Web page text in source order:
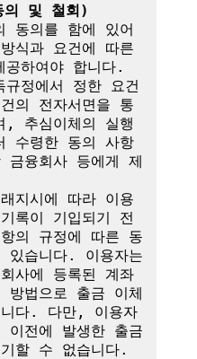
의 및 철회)
동의를 함에 있어
식과 요건에 따른
공하여야 합니다.
정에서 정한 요건
의 전자서면을 통
, 추심이체의 실행
수령한 동의 사항
융회사 등에게 제
지시에 따라 이용
록이 기입되기 전
의 규정에 따른 동
있습니다. 이용자는
사에 등록된 계좌
법으로 출금 이체
다. 다만, 이용자
이전에 발생한 출금
할 수 없습니다.